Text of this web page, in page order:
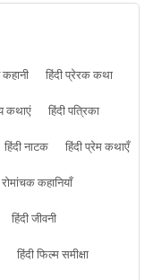
हिंदी प्रेरक कथा
कथाएं
हिंदी पत्रिका
हिंदी नाटक
हिंदी प्रेम कथाएँ
रोमांचक कहानियाँ
हिंदी जीवनी
हिंदी फिल्म समीक्षा